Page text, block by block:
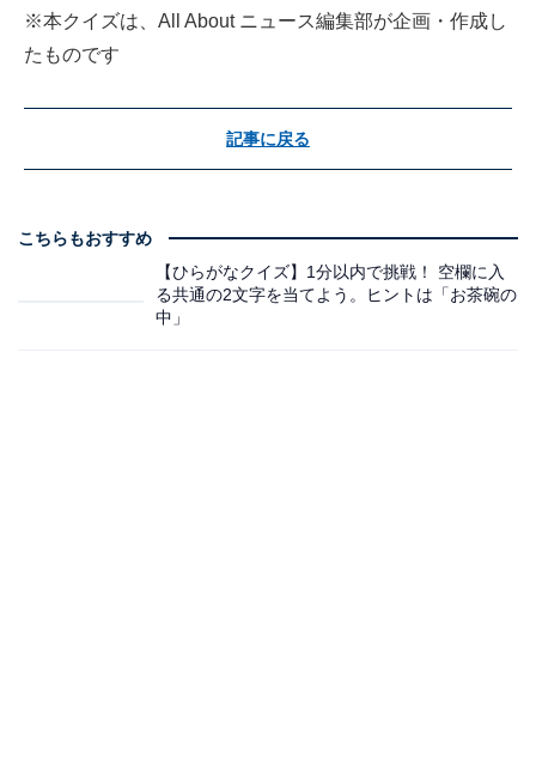
※本クイズは、All About ニュース編集部が企画・作成し
たものです
記事に戻る
こちらもおすすめ
【ひらがなクイズ】1分以内で挑戦！ 空欄に入
る共通の2文字を当てよう。ヒントは「お茶碗の
中」